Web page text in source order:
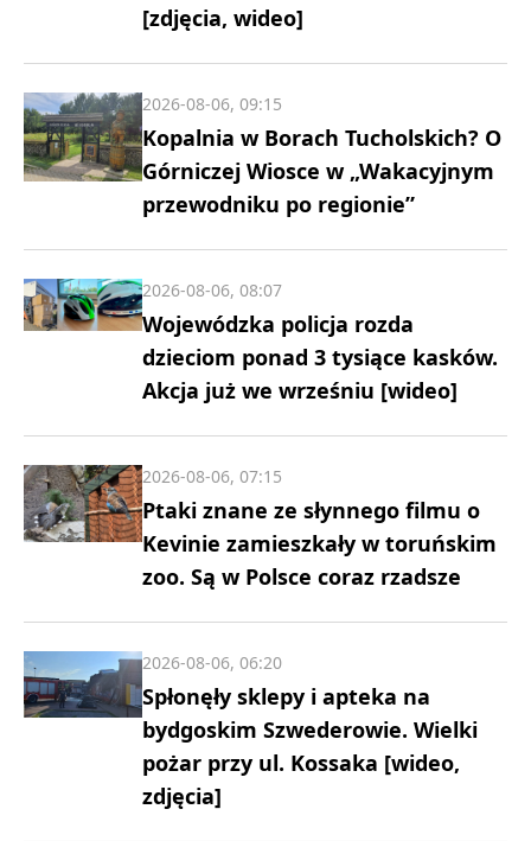
[zdjęcia, wideo]
Kopalnia w Borach Tucholskich? O
Górniczej Wiosce w „Wakacyjnym
przewodniku po regionie”
2026-08-06, 09:15
Wojewódzka policja rozda
dzieciom ponad 3 tysiące kasków.
Akcja już we wrześniu [wideo]
2026-08-06, 08:07
Ptaki znane ze słynnego filmu o
Kevinie zamieszkały w toruńskim
zoo. Są w Polsce coraz rzadsze
2026-08-06, 07:15
Spłonęły sklepy i apteka na
bydgoskim Szwederowie. Wielki
pożar przy ul. Kossaka [wideo,
zdjęcia]
2026-08-06, 06:20